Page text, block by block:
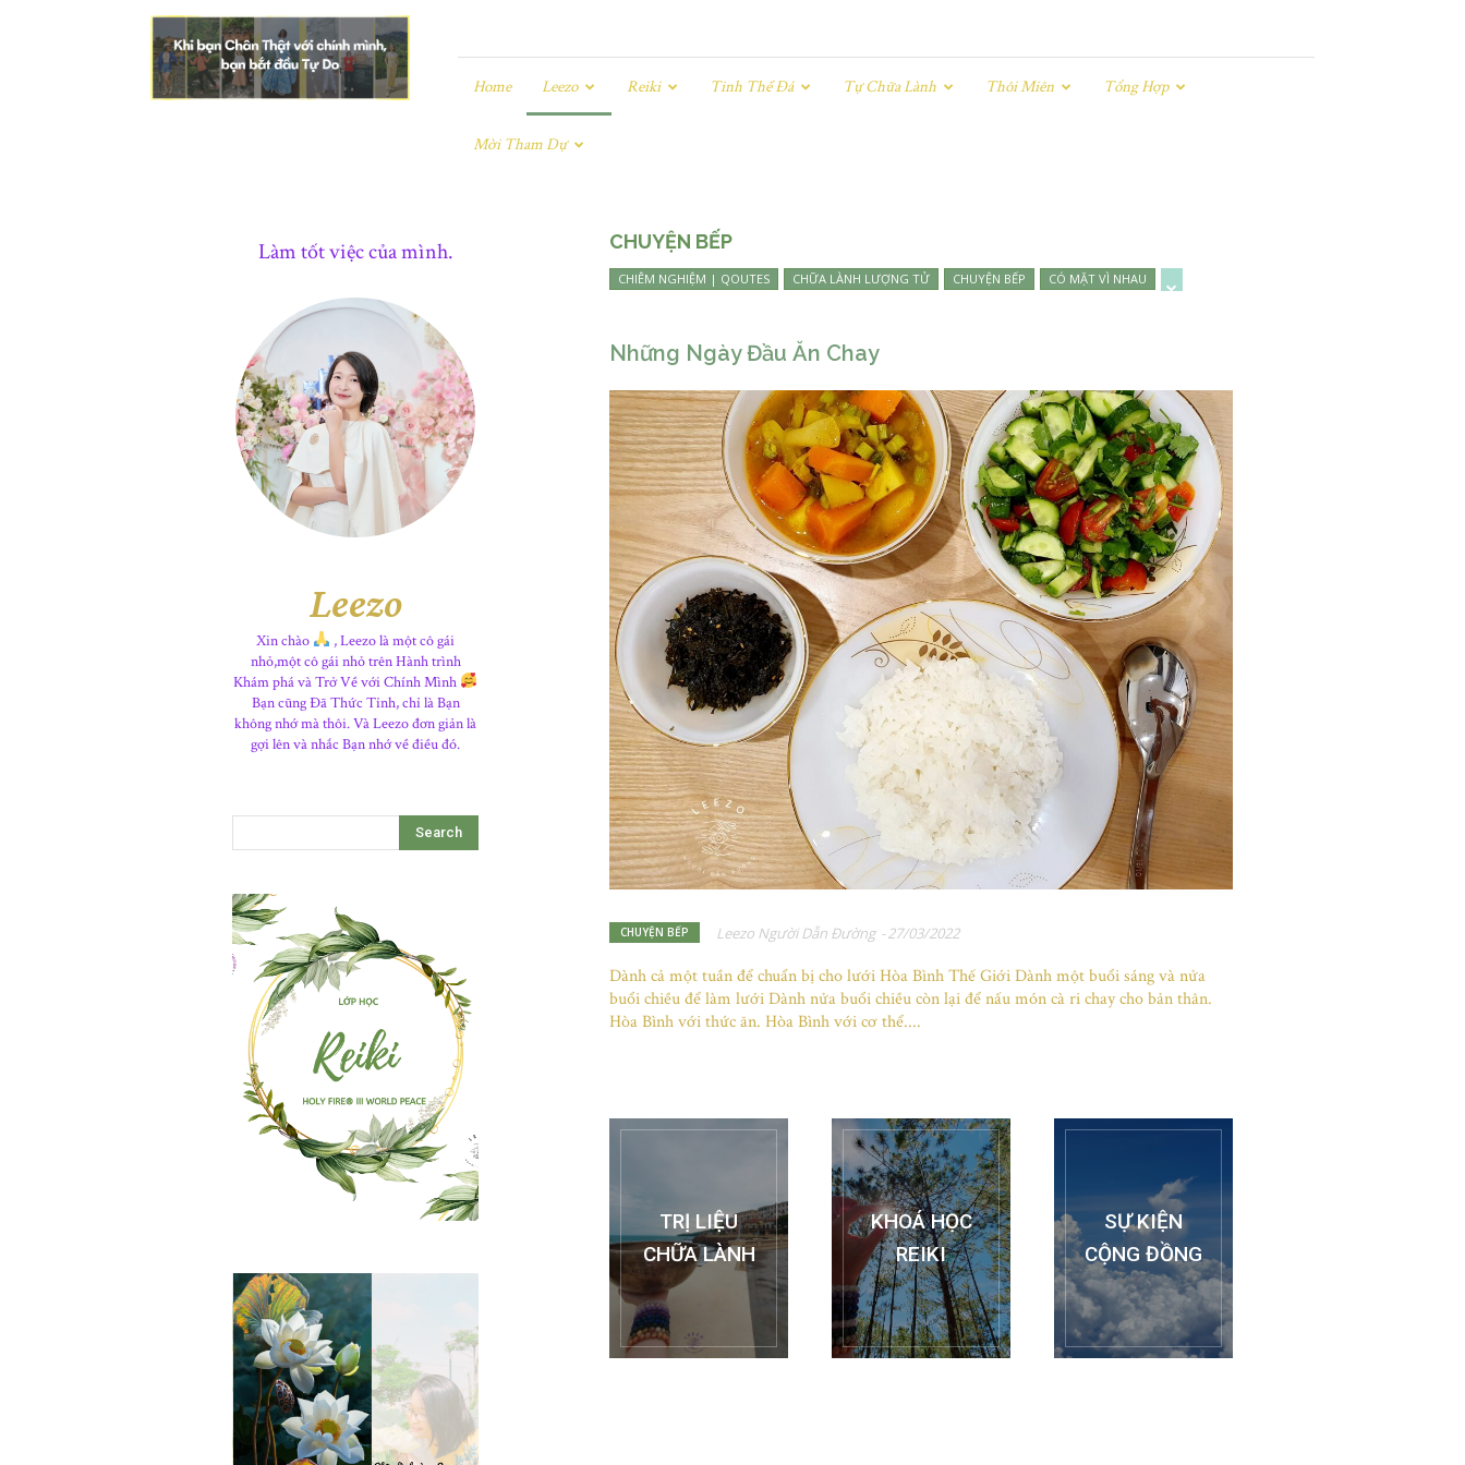
Leezo
|
Chân
Thật
Home Leezo Reiki Tinh Thể Đá Tự Chữa Lành Thôi Miên Tổng Hợp
Mời Tham Dự
Làm tốt việc của mình.
Leezo
Xin chào
, Leezo là một cô gái
nhỏ,một cô gái nhỏ trên Hành trình
Khám phá và Trở Về với Chính Mình
Bạn cũng Đã Thức Tỉnh, chỉ là Bạn
không nhớ mà thôi. Và Leezo đơn giản là
gợi lên và nhắc Bạn nhớ về điều đó.
Search
học
CHUYỆN BẾP
CHIÊM NGHIỆM | QOUTES CHỮA LÀNH LƯỢNG TỬ CHUYỆN BẾP CÓ MẶT VÌ NHAU
Những Ngày Đầu Ăn Chay
CHUYỆN BẾP Leezo Người Dẫn Đường - 27/03/2022
Dành cả một tuần để chuẩn bị cho lưới Hòa Bình Thế Giới Dành một buổi sáng và nửa
buổi chiều để làm lưới Dành nửa buổi chiều còn lại để nấu món cà ri chay cho bản thân.
Hòa Bình với thức ăn. Hòa Bình với cơ thể....
TRỊ LIỆU
CHỮA LÀNH
KHOÁ HỌC
REIKI
SỰ KIỆN
CỘNG ĐỒNG